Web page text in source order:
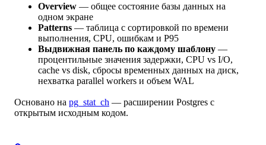
Overview — общее состояние базы данных на
одном экране
Patterns — таблица с сортировкой по времени
выполнения, CPU, ошибкам и P95
Выдвижная панель по каждому шаблону —
процентильные значения задержки, CPU vs I/O,
cache vs disk, сбросы временных данных на диск,
нехватка parallel workers и объем WAL
Основано на pg_stat_ch — расширении Postgres с
открытым исходным кодом.